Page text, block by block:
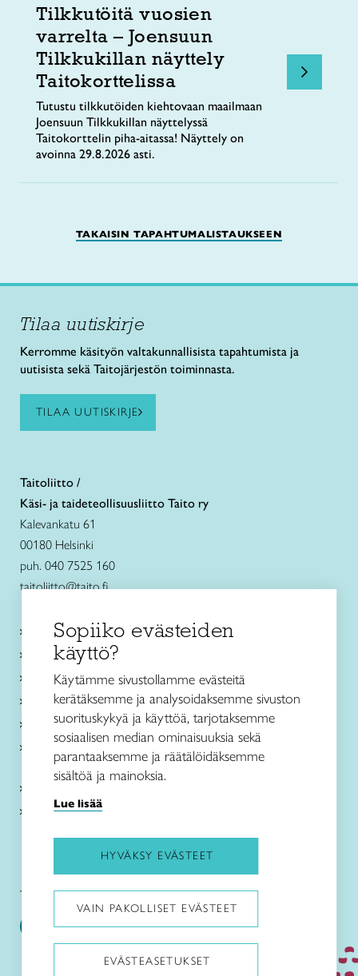
Tilkkutöitä vuosien
varrelta – Joensuun
Tilkkukillan näyttely
Taitokorttelissa
Tutustu tilkkutöiden kiehtovaan maailmaan
Joensuun Tilkkukillan näyttelyssä
Taitokorttelin piha-aitassa! Näyttely on
avoinna 29.8.2026 asti.
TAKAISIN TAPAHTUMALISTAUKSEEN
Tilaa uutiskirje
Kerromme käsityön valtakunnallisista tapahtumista ja
uutisista sekä Taitojärjestön toiminnasta.
TILAA UUTISKIRJE
Taitoliitto /
Käsi- ja taideteollisuusliitto Taito ry
Kalevankatu 61
00180 Helsinki
puh. 040 7525 160
taitoliitto@taito.fi
Käsityökurssit ja koulutus
Ajankohtaista
Käsityöohjeet
Me olemme Taito
Paikallinen toiminta
Verkkokaupat
Kirjaudu Arviin
Kirjaudu Taitocampukseen
Taitoliitto: Taito-lehti:
Sopiiko evästeiden
käyttö?
Käytämme sivustollamme evästeitä
kerätäksemme ja analysoidaksemme sivuston
suorituskykyä ja käyttöä, tarjotaksemme
sosiaalisen median ominaisuuksia sekä
parantaaksemme ja räätälöidäksemme
sisältöä ja mainoksia.
Lue lisää
HYVÄKSY EVÄSTEET
VAIN PAKOLLISET EVÄSTEET
EVÄSTEASETUKSET